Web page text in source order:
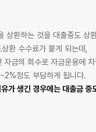
상환하는 것을 대출중도 상
환 수수료가 붙게 되는데,
자금의 회수로 자금운용에
정도 부담하게 됩니다.
가 생긴 경우에는 대출금